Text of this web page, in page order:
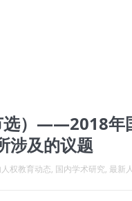
选）——2018年
涉及的议题
权教育动态 国内学术研究 最新